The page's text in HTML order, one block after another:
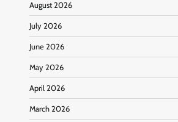
August 2026
July 2026
June 2026
May 2026
April 2026
March 2026